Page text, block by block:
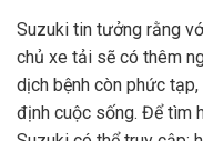
Suzuki tin tưởng rằng
chủ xe tải sẽ có thêm
dịch bệnh còn phức
định cuộc sống. Để tìm